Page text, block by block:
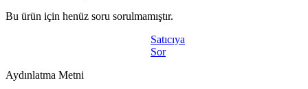
Bu ürün için henüz soru sorulmamıştır.
Satıcıya
Sor
Aydınlatma Metni